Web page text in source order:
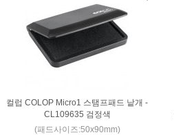
컬럽 COLOP Micro1 스탬프패드 낱개 -
CL109635 검정색
(패드사이즈:50x90mm)